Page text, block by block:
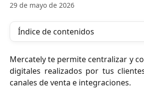
29 de mayo de 2026
Índice de contenidos
Mercately te permite centralizar y
digitales realizados por tus
canales de venta e integraciones.